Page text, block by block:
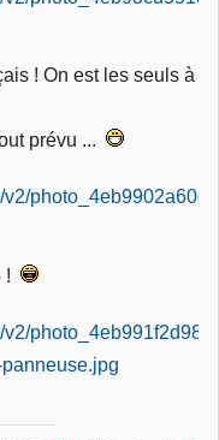
! On est les seuls à
prévu ...
!